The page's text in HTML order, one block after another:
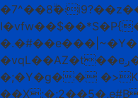
�7^��8ۗ�܃i9?��z��g��1�o���-
�vqL��AZ�t��eږ�X�n�˵GS�֮Qʷ���N�}
�;�Y�g��